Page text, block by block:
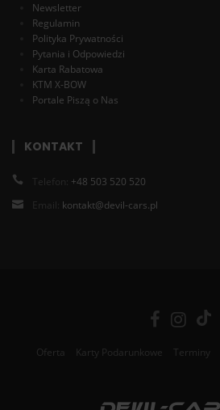
Newsletter
Regulamin
Polityka Prywatności
Pytania i Odpowiedzi
Karta Rabatowa
KTM X-BOW
Portale Piszą o Nas
KONTAKT
Telefon: +48 503 520 520
Email: kontakt@devil-cars.pl
Oferta Karty Podarunkowe Terminy